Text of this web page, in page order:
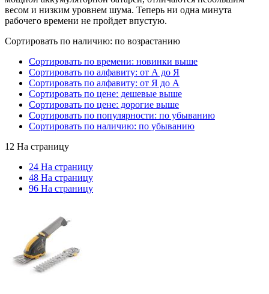
весом и низким уровнем шума. Теперь ни одна минута
рабочего времени не пройдет впустую.
Сортировать по наличию: по возрастанию
Сортировать по времени: новинки выше
Сортировать по алфавиту: от А до Я
Сортировать по алфавиту: от Я до А
Сортировать по цене: дешевые выше
Сортировать по цене: дорогие выше
Сортировать по популярности: по убыванию
Сортировать по наличию: по убыванию
12 На страницу
24 На страницу
48 На страницу
96 На страницу